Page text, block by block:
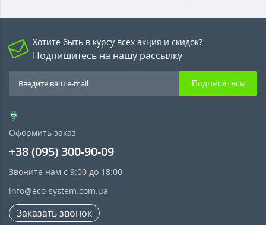
Хотите быть в курсу всех акция и скидок?
Подпишитесь на нашу рассылку
Подписаться
Оформить заказ
+38 (095) 300-90-09
Звоните нам с 9:00 до 18:00
info@eco-system.com.ua
Заказать звонок